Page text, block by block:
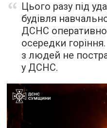
Цього разу під
будівля
ДСНС оперативно
осередки
з людей не
у ДСНС.